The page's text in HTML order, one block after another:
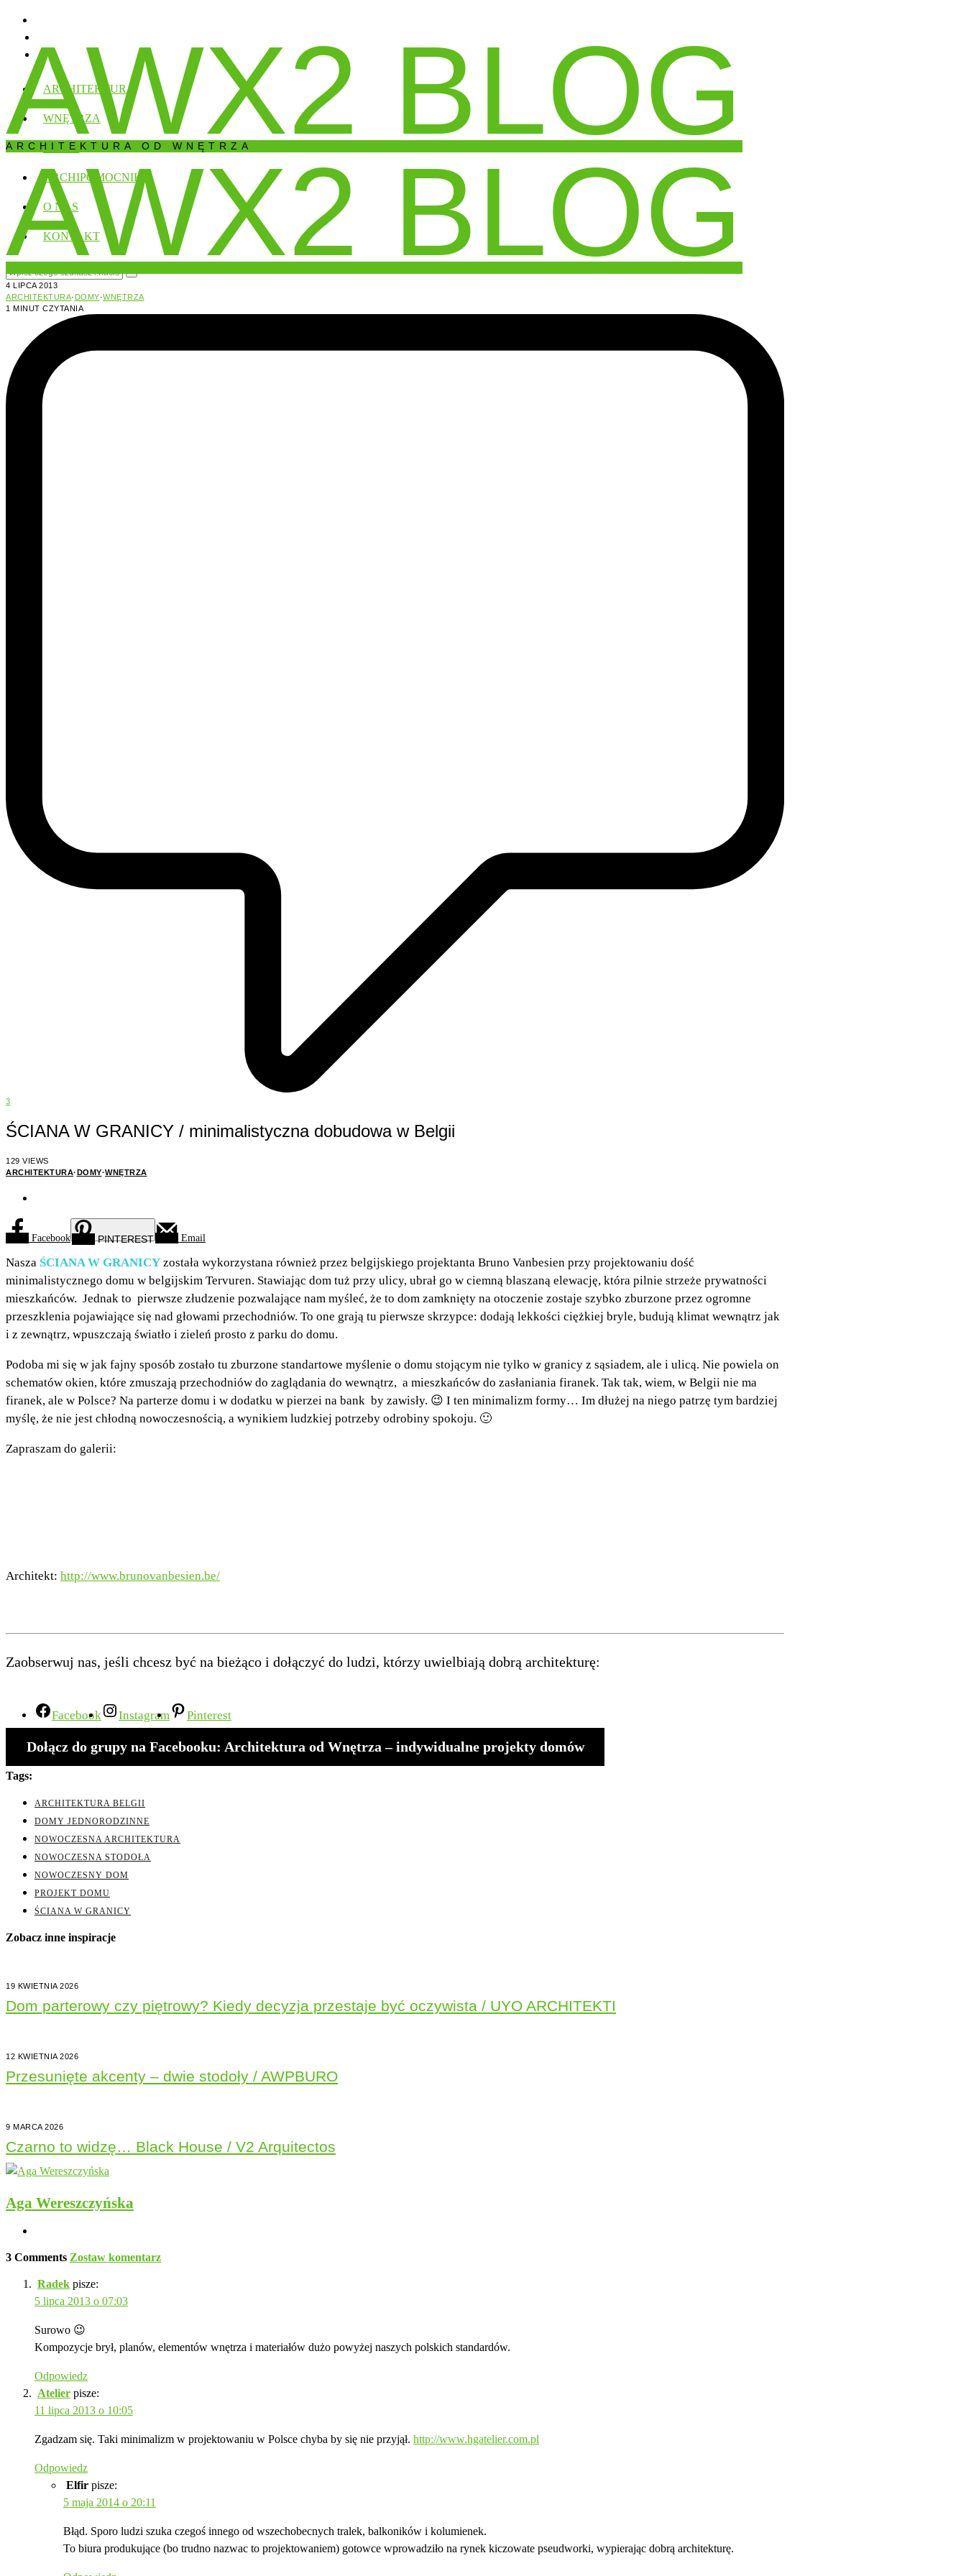
ARCHITEKTURA
WNĘTRZA
DOMY
ARCHIPOMOCNIK
O NAS
KONTAKT
AWX2 BLOG
ARCHITEKTURA OD WNĘTRZA
AWX2 BLOG
4 LIPCA 2013
ARCHITEKTURA· DOMY·WNĘTRZA
1 MINUT CZYTANIA
3
ŚCIANA W GRANICY / minimalistyczna dobudowa w Belgii
129 VIEWS
ARCHITEKTURA·DOMY·WNĘTRZA
Facebook PINTEREST Email
Nasza ŚCIANA W GRANICY została wykorzystana również przez belgijskiego projektanta Bruno Vanbesien przy projektowaniu dość
minimalistycznego domu w belgijskim Tervuren. Stawiając dom tuż przy ulicy, ubrał go w ciemną blaszaną elewację, która pilnie strzeże prywatności
mieszkańców. Jednak to pierwsze złudzenie pozwalające nam myśleć, że to dom zamknięty na otoczenie zostaje szybko zburzone przez ogromne
przeszklenia pojawiające się nad głowami przechodniów. To one grają tu pierwsze skrzypce: dodają lekkości ciężkiej bryle, budują klimat wewnątrz jak
i z zewnątrz, wpuszczają światło i zieleń prosto z parku do domu.
Podoba mi się w jak fajny sposób zostało tu zburzone standartowe myślenie o domu stojącym nie tylko w granicy z sąsiadem, ale i ulicą. Nie powiela on
schematów okien, które zmuszają przechodniów do zaglądania do wewnątrz, a mieszkańców do zasłaniania firanek. Tak tak, wiem, w Belgii nie ma
firanek, ale w Polsce? Na parterze domu i w dodatku w pierzei na bank by zawisły. 😉 I ten minimalizm formy… Im dłużej na niego patrzę tym bardziej
myślę, że nie jest chłodną nowoczesnością, a wynikiem ludzkiej potrzeby odrobiny spokoju. 🙂
Zapraszam do galerii:
Architekt: http://www.brunovanbesien.be/
Zaobserwuj nas, jeśli chcesz być na bieżąco i dołączyć do ludzi, którzy uwielbiają dobrą architekturę:
Facebook Instagram Pinterest
Dołącz do grupy na Facebooku: Architektura od Wnętrza – indywidualne projekty domów
Tags:
ARCHITEKTURA BELGII
DOMY JEDNORODZINNE
NOWOCZESNA ARCHITEKTURA
NOWOCZESNA STODOŁA
NOWOCZESNY DOM
PROJEKT DOMU
ŚCIANA W GRANICY
Zobacz inne inspiracje
19 KWIETNIA 2026
Dom parterowy czy piętrowy? Kiedy decyzja przestaje być oczywista / UYO ARCHITEKTI
12 KWIETNIA 2026
Przesunięte akcenty – dwie stodoły / AWPBURO
9 MARCA 2026
Czarno to widzę… Black House / V2 Arquitectos
Aga Wereszczyńska
3 Comments Zostaw komentarz
Radek pisze:
5 lipca 2013 o 07:03
Surowo 😉
Kompozycje brył, planów, elementów wnętrza i materiałów dużo powyżej naszych polskich standardów.
Odpowiedz
Atelier pisze:
11 lipca 2013 o 10:05
Zgadzam się. Taki minimalizm w projektowaniu w Polsce chyba by się nie przyjął. http://www.hgatelier.com.pl
Odpowiedz
Elfir pisze:
5 maja 2014 o 20:11
Błąd. Sporo ludzi szuka czegoś innego od wszechobecnych tralek, balkoników i kolumienek.
To biura produkujące (bo trudno nazwac to projektowaniem) gotowce wprowadziło na rynek kiczowate pseudworki, wypierając dobrą architekturę.